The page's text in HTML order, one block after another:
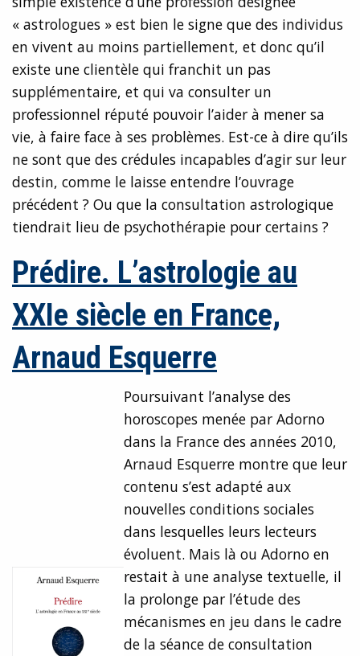
« astrologues » est bien le signe que des individus
en vivent au moins partiellement, et donc qu’il
existe une clientèle qui franchit un pas
supplémentaire, et qui va consulter un
professionnel réputé pouvoir l’aider à mener sa
vie, à faire face à ses problèmes. Est-ce à dire qu’ils
ne sont que des crédules incapables d’agir sur leur
destin, comme le laisse entendre l’ouvrage
précédent ? Ou que la consultation astrologique
tiendrait lieu de psychothérapie pour certains ?
Prédire. L’astrologie au
XXIe siècle en France,
Arnaud Esquerre
Poursuivant l’analyse des
horoscopes menée par Adorno
dans la France des années 2010,
Arnaud Esquerre montre que leur
contenu s’est adapté aux
nouvelles conditions sociales
dans lesquelles leurs lecteurs
évoluent. Mais là ou Adorno en
restait à une analyse textuelle, il
la prolonge par l’étude des
mécanismes en jeu dans le cadre
de la séance de consultation